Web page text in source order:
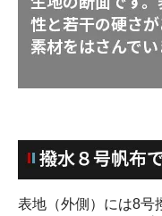
表地（外側）には8号